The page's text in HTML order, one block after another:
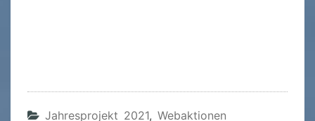
Jahresprojekt 2021, Webaktionen